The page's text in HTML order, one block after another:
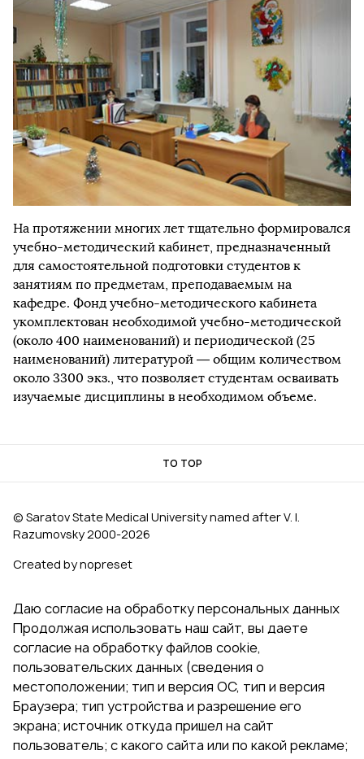
На протяжении многих лет тщательно формировался
учебно-методический кабинет, предназначенный
для самостоятельной подготовки студентов к
занятиям по предметам, преподаваемым на
кафедре. Фонд учебно-методического кабинета
укомплектован необходимой учебно-методической
(около 400 наименований) и периодической (25
наименований) литературой — общим количеством
около 3300 экз., что позволяет студентам осваивать
изучаемые дисциплины в необходимом объеме.
TO TOP
© Saratov State Medical University named after V. I.
Razumovsky 2000‑2026
Created by nopreset
Даю согласие на обработку персональных данных
Продолжая использовать наш сайт, вы даете
согласие на обработку файлов cookie,
пользовательских данных (сведения о
местоположении; тип и версия ОС, тип и версия
Браузера; тип устройства и разрешение его
экрана; источник откуда пришел на сайт
пользователь; с какого сайта или по какой рекламе;